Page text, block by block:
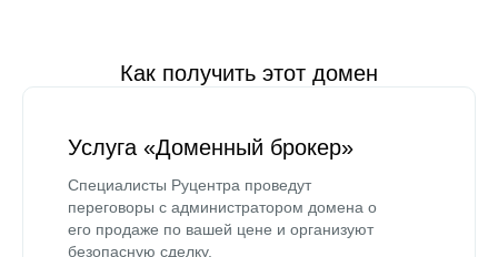
Как получить этот домен
Услуга «Доменный брокер»
Специалисты Руцентра проведут
переговоры с администратором домена о
его продаже по вашей цене и организуют
безопасную сделку.